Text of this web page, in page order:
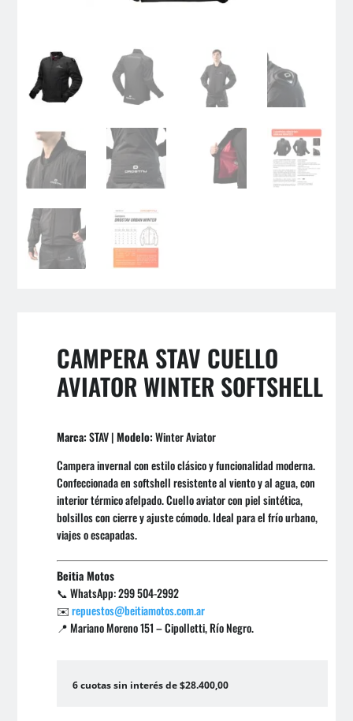
CAMPERA STAV CUELLO
AVIATOR WINTER SOFTSHELL
Marca:STAV |Modelo:Winter Aviator
Campera invernal con estilo clásico y funcionalidad moderna.
Confeccionada en softshell resistente al viento y al agua, con
interior térmico afelpado. Cuello aviator con piel sintética,
bolsillos con cierre y ajuste cómodo. Ideal para el frío urbano,
viajes o escapadas.
Beitia Motos
📞 WhatsApp: 299 504-2992
✉️repuestos@beitiamotos.com.ar
📍 Mariano Moreno 151 – Cipolletti, Río Negro.
6 cuotas sin interés de $28.400,00